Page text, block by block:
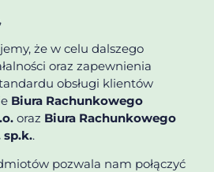
że w celu dalszego
oraz zapewnienia
obsługi klientów
Biura Rachunkowego
oraz Biura Rachunkowego
sp.k..
pozwala nam połączyć